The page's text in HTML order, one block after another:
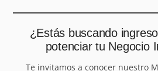
¿Estás buscando
potenciar tu Negocio
Te invitamos a conocer nuestro